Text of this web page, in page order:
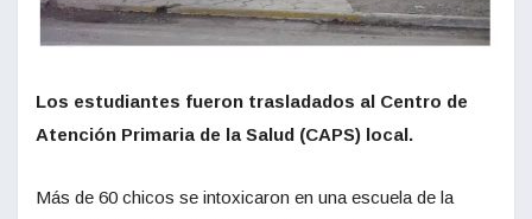
Los estudiantes fueron trasladados al Centro de
Atención Primaria de la Salud (CAPS) local.
Más de 60 chicos se intoxicaron en una escuela de la